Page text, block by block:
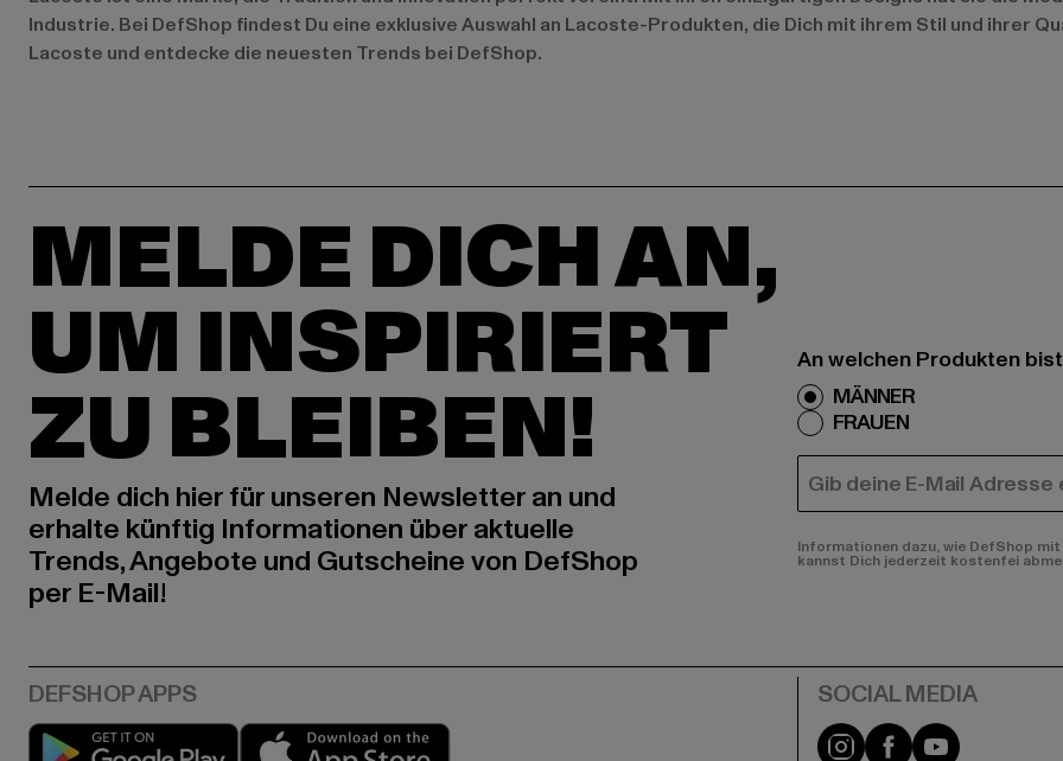
Industrie. Bei DefShop findest Du eine exklusive Auswahl an Lacoste-Produkten, die Dich mit ihrem Stil und ihrer
Lacoste und entdecke die neuesten Trends bei DefShop.
MELDE DICH AN,
UM INSPIRIERT
ZU BLEIBEN!
Melde dich hier für unseren Newsletter an und
erhalte künftig Informationen über aktuelle
Trends, Angebote und Gutscheine von DefShop
per E-Mail!
An welchen Produkten
MÄNNER
FRAUEN
E-MAIL
Informationen dazu, wie DefShop
kannst Dich jederzeit kostenfei
Play market Instagram
FacebookYouTube